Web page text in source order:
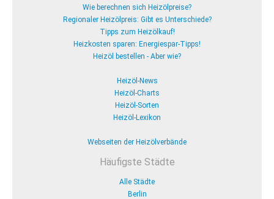
Wie berechnen sich Heizölpreise?
Regionaler Heizölpreis: Gibt es Unterschiede?
Tipps zum Heizölkauf!
Heizkosten sparen: Energiespar-Tipps!
Heizöl bestellen - Aber wie?
Heizöl-News
Heizöl-Charts
Heizöl-Sorten
Heizöl-Lexikon
Webseiten der Heizölverbände
Häufigste Städte
Alle Städte
Berlin